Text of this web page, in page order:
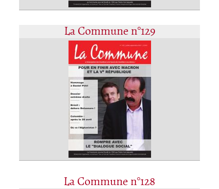
La Commune n°129
La Commune n°128